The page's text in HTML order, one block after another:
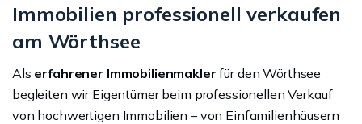
Immobilien professionell verkaufen
am Wörthsee
Als erfahrener Immobilienmaklerfür den Wörthsee
begleiten wir Eigentümer beim professionellen Verkauf
von hochwertigen Immobilien – von Einfamilienhäusern